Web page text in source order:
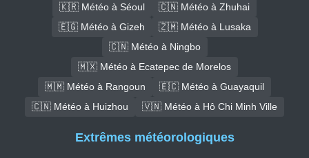
🇰🇷 Météo à Séoul
🇨🇳 Météo à Zhuhai
🇪🇬 Météo à Gizeh
🇿🇲 Météo à Lusaka
🇨🇳 Météo à Ningbo
🇲🇽 Météo à Ecatepec de Morelos
🇲🇲 Météo à Rangoun
🇪🇨 Météo à Guayaquil
🇨🇳 Météo à Huizhou
🇻🇳 Météo à Hô Chi Minh Ville
Extrêmes météorologiques